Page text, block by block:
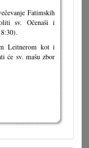
Fatimskih
sv. Očenaši i
Leitnerom kot i
će sv. mašu zbor